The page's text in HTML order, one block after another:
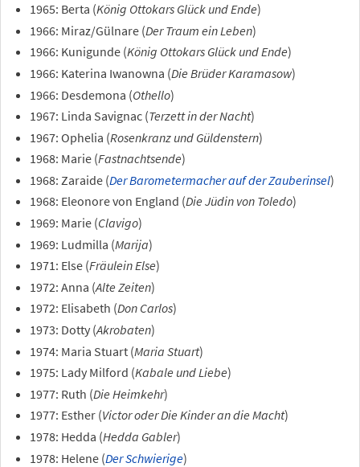
1965: Berta (König Ottokars Glück und Ende)
1966: Miraz/Gülnare (Der Traum ein Leben)
1966: Kunigunde (König Ottokars Glück und Ende)
1966: Katerina Iwanowna (Die Brüder Karamasow)
1966: Desdemona (Othello)
1967: Linda Savignac (Terzett in der Nacht)
1967: Ophelia (Rosenkranz und Güldenstern)
1968: Marie (Fastnachtsende)
1968: Zaraide (Der Barometermacher auf der Zauberinsel)
1968: Eleonore von England (Die Jüdin von Toledo)
1969: Marie (Clavigo)
1969: Ludmilla (Marija)
1971: Else (Fräulein Else)
1972: Anna (Alte Zeiten)
1972: Elisabeth (Don Carlos)
1973: Dotty (Akrobaten)
1974: Maria Stuart (Maria Stuart)
1975: Lady Milford (Kabale und Liebe)
1977: Ruth (Die Heimkehr)
1977: Esther (Victor oder Die Kinder an die Macht)
1978: Hedda (Hedda Gabler)
1978: Helene (Der Schwierige)